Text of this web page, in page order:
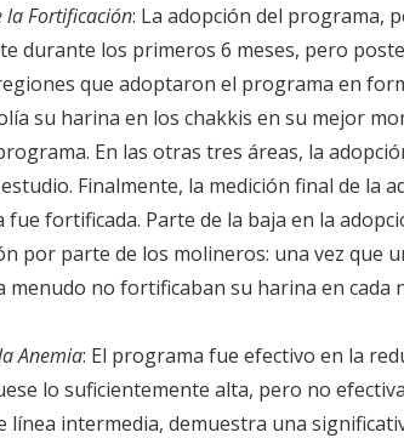
la Fortificación: La adopción del programa,
durante los primeros 6 meses, pero
que adoptaron el programa en
su harina en los chakkis en su mejor
En las otras tres áreas, la
Finalmente, la medición final de la
fue fortificada. Parte de la baja en la
por parte de los molineros: una vez que
menudo no fortificaban su harina en cada
Anemia: El programa fue efectivo en la
lo suficientemente alta, pero no
línea intermedia, demuestra una